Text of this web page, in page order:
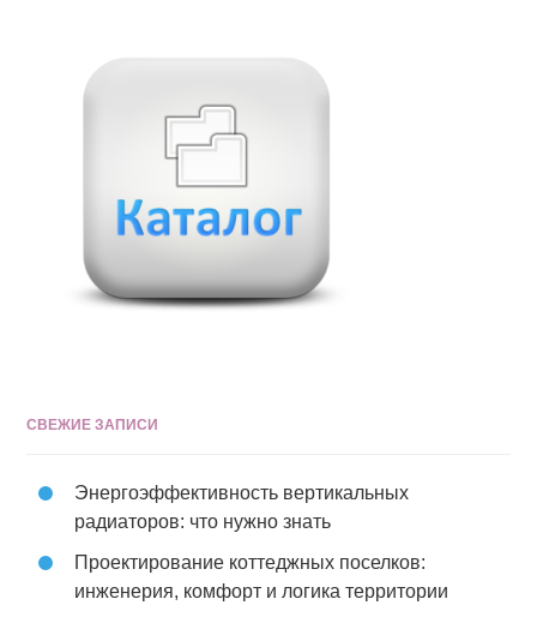
СВЕЖИЕ ЗАПИСИ
Энергоэффективность вертикальных
радиаторов: что нужно знать
Проектирование коттеджных поселков:
инженерия, комфорт и логика территории